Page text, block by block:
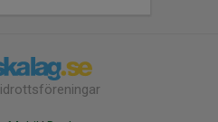
idrottsföreningar